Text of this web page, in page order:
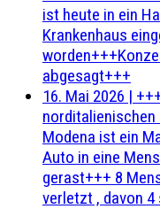
ist heute in ein
Krankenhaus
abgesagt+++
16. Mai 2026 |
norditalienischen
Modena ist ein
Auto in eine
gerast+++ 8
verletzt , davon 4